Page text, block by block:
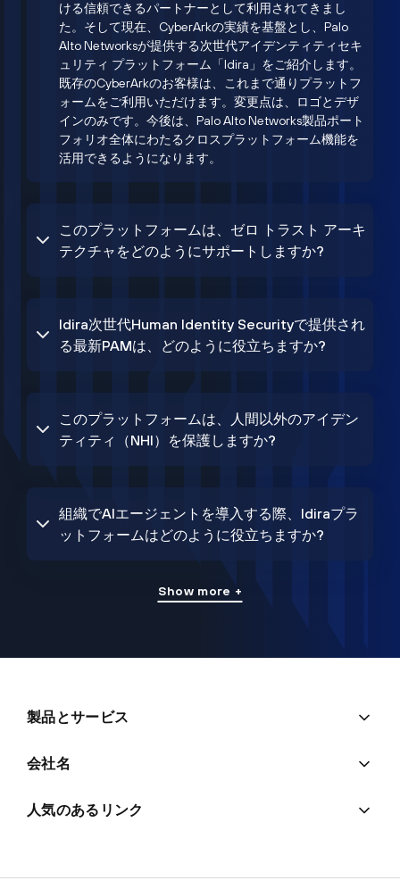
ける信頼できるパートナーとして利用されてきまし
た。そして現在、CyberArkの実績を基盤とし、Palo
Alto Networksが提供する次世代アイデンティティセキ
ュリティ プラットフォーム「Idira」をご紹介します。
既存のCyberArkのお客様は、これまで通りプラットフ
ォームをご利用いただけます。変更点は、ロゴとデザ
インのみです。今後は、Palo Alto Networks製品ポート
フォリオ全体にわたるクロスプラットフォーム機能を
活用できるようになります。
このプラットフォームは、ゼロ トラスト アーキ
テクチャをどのようにサポートしますか?
Idira次世代Human Identity Securityで提供され
る最新PAMは、どのように役立ちますか?
このプラットフォームは、人間以外のアイデン
ティティ（NHI）を保護しますか?
組織でAIエージェントを導入する際、Idiraプラ
ットフォームはどのように役立ちますか?
Show more +
製品とサービス
会社名
人気のあるリンク